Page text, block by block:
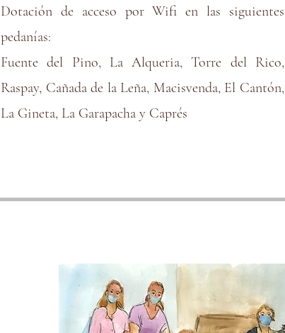
Dotación de acceso por Wifi en las siguientes
pedanías:
Fuente del Pino, La Alqueria, Torre del Rico,
Raspay, Cañada de la Leña, Macisvenda, El Cantón,
La Gineta, La Garapacha y Caprés